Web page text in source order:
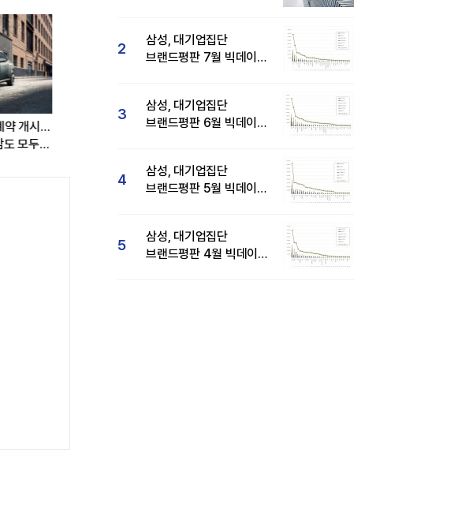
[LIG D&A 50년-34] 판교시대
개막, 해외 사무소 개소
이재용 회장, CEO 브랜드평판 8월
2
삼성, 대기업집단
브랜드평판 7월 빅데이터
3
삼성, 대기업집단
브랜드평판 6월 빅데이터
4
삼성, 대기업집단
브랜드평판 5월 빅데이터
5
삼성, 대기업집단
브랜드평판 4월 빅데이터